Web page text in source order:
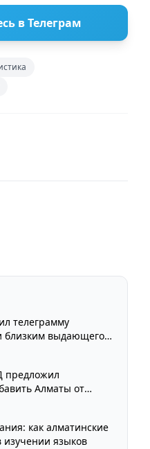
в Телеграм
телеграмму
выдающегося
предложил
Алматы от
как алматинские
изучении языков